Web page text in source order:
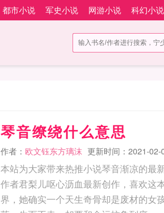
都市小说 军史小说 网游小说 科幻小说
琴音缭绕什么意思
作者： 欧文钰东方璃沫 更新时间：2021-02-
本站为大家带来热推小说琴音渐凉的最
作者君梨儿呕心沥血最新创作，喜欢这
界，她确实一个天生奇骨却是废材的女